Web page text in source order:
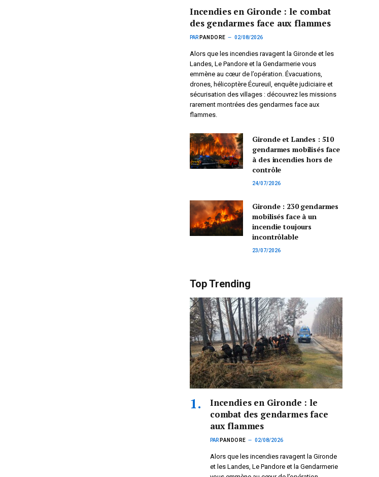
Incendies en Gironde : le combat
des gendarmes face aux flammes
PAR PANDORE 02/08/2026
Alors que les incendies ravagent la Gironde et les
Landes, Le Pandore et la Gendarmerie vous
emmène au cœur de l’opération. Évacuations,
drones, hélicoptère Écureuil, enquête judiciaire et
sécurisation des villages : découvrez les missions
rarement montrées des gendarmes face aux
flammes.
Gironde et Landes : 510
gendarmes mobilisés face
à des incendies hors de
contrôle
24/07/2026
Gironde : 230 gendarmes
mobilisés face à un
incendie toujours
incontrôlable
23/07/2026
Top Trending
Incendies en Gironde : le
combat des gendarmes face
aux flammes
PAR PANDORE 02/08/2026
Alors que les incendies ravagent la Gironde
et les Landes, Le Pandore et la Gendarmerie